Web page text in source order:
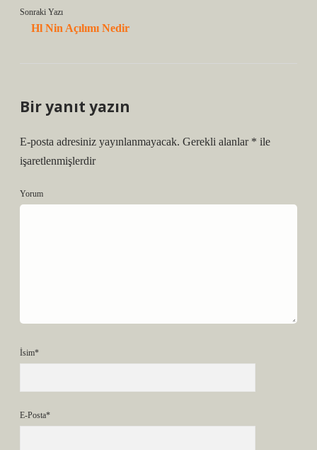
Sonraki Yazı
Hl Nin Açılımı Nedir
Bir yanıt yazın
E-posta adresiniz yayınlanmayacak. Gerekli alanlar * ile
işaretlenmişlerdir
Yorum
İsim*
E-Posta*